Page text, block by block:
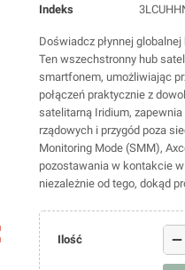
Indeks
Doświadcz płynnej
Ten wszechstronny hub
smartfonem, umożliwiając
połączeń praktycznie z
satelitarną Iridium, zapewnia
rządowych i przygód poza
Monitoring Mode (SMM),
pozostawania w kontakcie
niezależnie od tego, dokąd
Ilość remove